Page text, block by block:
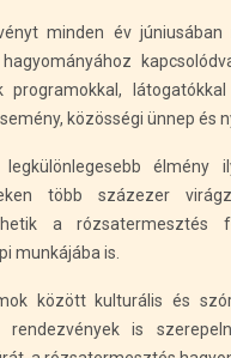
minden év
programokkal,
közösségi ünnep és
élmény
több százezer
a
munkájába is.
között kulturális és
rendezvények is